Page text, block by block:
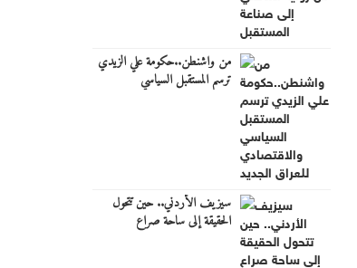
من واشنطن..حكومة علي الزيدي
ترسم المستقبل السياسي
سيزيف الأردني.. حين تتحول
الحقيقة إلى ساحة صراع